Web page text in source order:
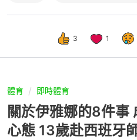
3 1
體育 即時體育
關於伊雅娜的8件事
心態 13歲赴西班牙